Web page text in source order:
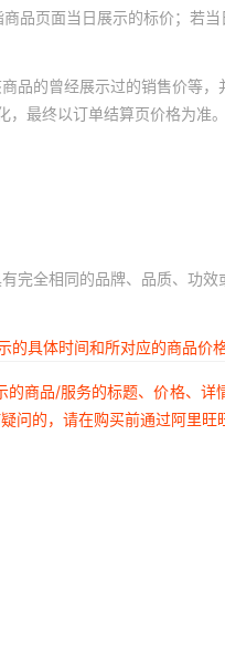
页面当日展示的标价；若
的曾经展示过的销售价等，
最终以订单结算页价格为准。
完全相同的品牌、品质、功效
具体时间和所对应的商品价格
商品/服务的标题、价格、
的，请在购买前通过阿里